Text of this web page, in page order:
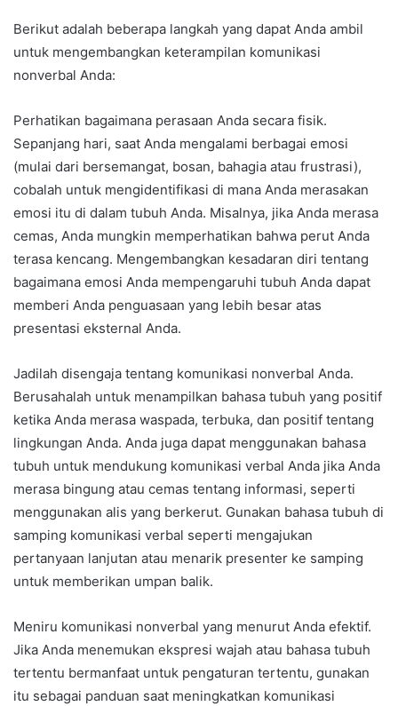
Berikut adalah beberapa langkah yang dapat Anda ambil
untuk mengembangkan keterampilan komunikasi
nonverbal Anda:
Perhatikan bagaimana perasaan Anda secara fisik.
Sepanjang hari, saat Anda mengalami berbagai emosi
(mulai dari bersemangat, bosan, bahagia atau frustrasi),
cobalah untuk mengidentifikasi di mana Anda merasakan
emosi itu di dalam tubuh Anda. Misalnya, jika Anda merasa
cemas, Anda mungkin memperhatikan bahwa perut Anda
terasa kencang. Mengembangkan kesadaran diri tentang
bagaimana emosi Anda mempengaruhi tubuh Anda dapat
memberi Anda penguasaan yang lebih besar atas
presentasi eksternal Anda.
Jadilah disengaja tentang komunikasi nonverbal Anda.
Berusahalah untuk menampilkan bahasa tubuh yang positif
ketika Anda merasa waspada, terbuka, dan positif tentang
lingkungan Anda. Anda juga dapat menggunakan bahasa
tubuh untuk mendukung komunikasi verbal Anda jika Anda
merasa bingung atau cemas tentang informasi, seperti
menggunakan alis yang berkerut. Gunakan bahasa tubuh di
samping komunikasi verbal seperti mengajukan
pertanyaan lanjutan atau menarik presenter ke samping
untuk memberikan umpan balik.
Meniru komunikasi nonverbal yang menurut Anda efektif.
Jika Anda menemukan ekspresi wajah atau bahasa tubuh
tertentu bermanfaat untuk pengaturan tertentu, gunakan
itu sebagai panduan saat meningkatkan komunikasi